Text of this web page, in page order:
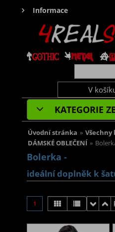
Informace
V
KATEGORIE
Úvodní stránka » Všechny
DÁMSKÉ OBLEČENÍ »
Bolerka -
ideální doplněk k
1